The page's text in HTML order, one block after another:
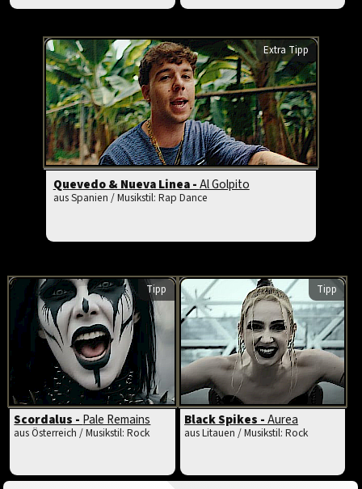
Extra Tipp
Quevedo & Nueva Linea -Al Golpito
aus Spanien / Musikstil: Rap Dance
Tipp
Scordalus -Pale Remains
aus Österreich / Musikstil: Rock
Tipp
Black Spikes -Aurea
aus Litauen / Musikstil: Rock